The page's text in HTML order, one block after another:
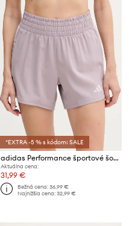
*EXTRA -5 % s kódom: SALE
adidas Performance športové šortky dámske
Aktuálna cena:
31,99 €
Bežná cena:36,99 €
Najnižšia cena:32,99 €